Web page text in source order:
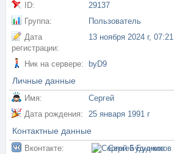
ID:
29137
Группа:
Пользователь
Дата
регистрации:
13 ноября 2024 г, 07:21
Ник на сервере: byD9
Личные данные
Имя:
Сергей
Дата рождения:
25 января 1991 г
Контактные данные
Вконтакте: Сергей Будников